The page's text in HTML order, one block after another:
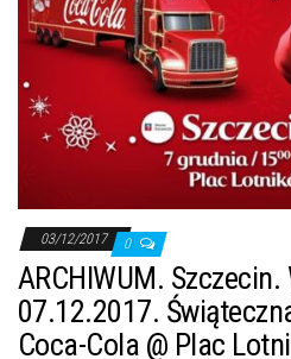
03/12/2017 0
ARCHIWUM.
07.12.2017.
Coca-Cola @ Plac